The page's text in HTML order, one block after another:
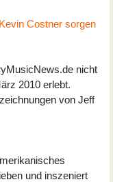
Costner sorgen
nicht
2010 erlebt.
von Jeff
und inszeniert